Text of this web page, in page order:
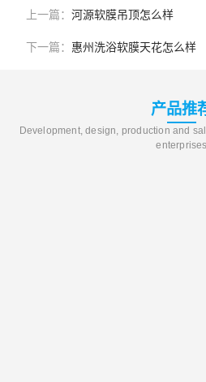
上一篇： 河源软膜吊顶怎么样
下一篇： 惠州洗浴软膜天花怎么样
产品推
Development, design, production and
enterprises